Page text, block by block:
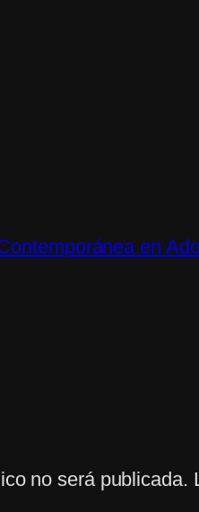
en
no será publicada.